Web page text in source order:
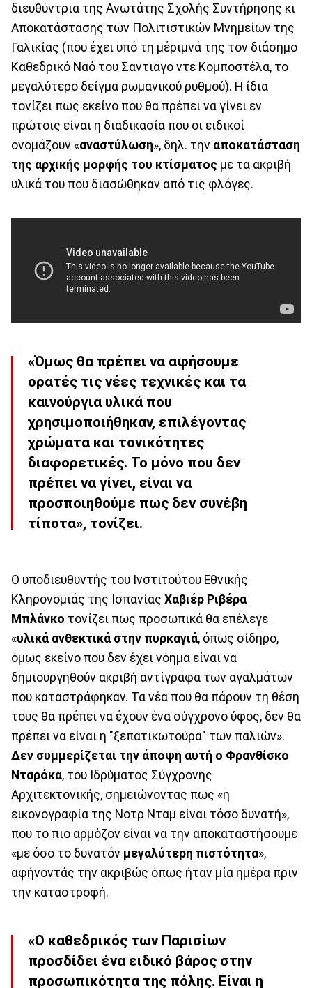
διευθύντρια της Ανωτάτης Σχολής Συντήρησης κι
Αποκατάστασης των Πολιτιστικών Μνημείων της
Γαλικίας (που έχει υπό τη μέριμνά της τον διάσημο
Καθεδρικό Ναό του Σαντιάγο ντε Κομποστέλα, το
μεγαλύτερο δείγμα ρωμανικού ρυθμού). Η ίδια
τονίζει πως εκείνο που θα πρέπει να γίνει εν
πρώτοις είναι η διαδικασία που οι ειδικοί
ονομάζουν «αναστύλωση», δηλ. την αποκατάσταση
της αρχικής μορφής του κτίσματος με τα ακριβή
υλικά του που διασώθηκαν από τις φλόγες.
«Όμως θα πρέπει να αφήσουμε
ορατές τις νέες τεχνικές και τα
καινούργια υλικά που
χρησιμοποιήθηκαν, επιλέγοντας
χρώματα και τονικότητες
διαφορετικές. Το μόνο που δεν
πρέπει να γίνει, είναι να
προσποιηθούμε πως δεν συνέβη
τίποτα», τονίζει.
Ο υποδιευθυντής του Ινστιτούτου Εθνικής
Κληρονομιάς της Ισπανίας Χαβιέρ Ριβέρα
Μπλάνκο τονίζει πως προσωπικά θα επέλεγε
«υλικά ανθεκτικά στην πυρκαγιά, όπως σίδηρο,
όμως εκείνο που δεν έχει νόημα είναι να
δημιουργηθούν ακριβή αντίγραφα των αγαλμάτων
που καταστράφηκαν. Τα νέα που θα πάρουν τη θέση
τους θα πρέπει να έχουν ένα σύγχρονο ύφος, δεν θα
πρέπει να είναι η "ξεπατικωτούρα" των παλιών».
Δεν συμμερίζεται την άποψη αυτή ο Φρανθίσκο
Νταρόκα, του Ιδρύματος Σύγχρονης
Αρχιτεκτονικής, σημειώνοντας πως «η
εικονογραφία της Νοτρ Νταμ είναι τόσο δυνατή»,
που το πιο αρμόζον είναι να την αποκαταστήσουμε
«με όσο το δυνατόν μεγαλύτερη πιστότητα»,
αφήνοντάς την ακριβώς όπως ήταν μία ημέρα πριν
την καταστροφή.
«Ο καθεδρικός των Παρισίων
προσδίδει ένα ειδικό βάρος στην
προσωπικότητα της πόλης. Είναι η